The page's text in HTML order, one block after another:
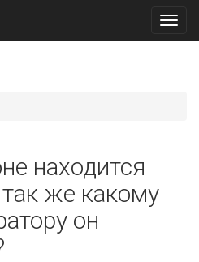
находится
же какому
он